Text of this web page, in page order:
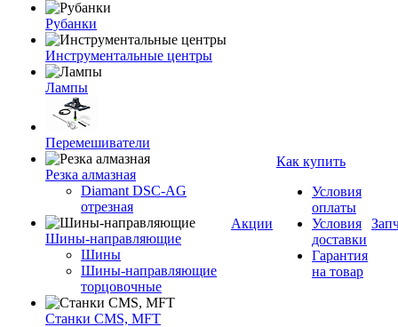
Рубанки
Инструментальные центры
Лампы
Перемешиватели
Резка алмазная
Diamant DSC-AG
отрезная
Шины-направляющие
Шины
Шины-направляющие
торцовочные
Станки CMS, MFT
Акции
Как купить
Условия
оплаты
Условия
доставки
Гарантия
на товар